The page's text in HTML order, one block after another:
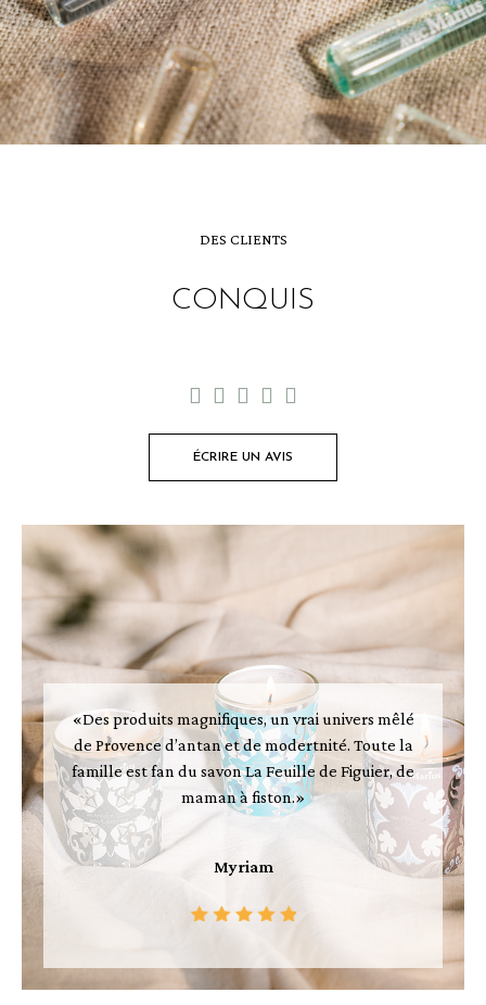
DES CLIENTS
CONQUIS
    
ÉCRIRE UN AVIS
«Des produits magnifiques, un vrai univers mêlé
de Provence d’antan et de modertnité. Toute la
famille est fan du savon La Feuille de Figuier, de
maman à fiston.»
Myriam